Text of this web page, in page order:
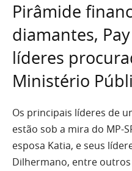
Pirâmide
diamantes,
líderes
Ministério
Os principais líderes de
estão sob a mira do MP-
esposa Katia, e seus
Dilhermano, entre